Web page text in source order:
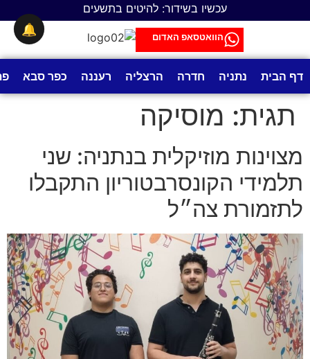
עכשיו בשידור: להיטים בתשעים
הוואטסאפ האדום
דף הבית נתניה חדרה הרצליה רעננה כפר סבא
תגית: מוסיקה
מצוינות מוזיקלית בנתניה: שני
תלמידי הקונסרבטוריון התקבלו
לתזמורת צה״ל
🔔